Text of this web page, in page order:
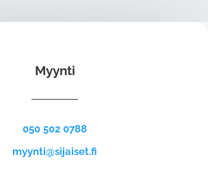
Myynti
050 502 0788
myynti@sijaiset.fi